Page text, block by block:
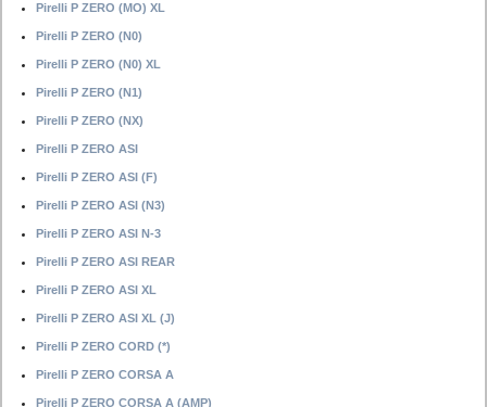
Pirelli P ZERO (MO) XL
Pirelli P ZERO (N0)
Pirelli P ZERO (N0) XL
Pirelli P ZERO (N1)
Pirelli P ZERO (NX)
Pirelli P ZERO ASI
Pirelli P ZERO ASI (F)
Pirelli P ZERO ASI (N3)
Pirelli P ZERO ASI N-3
Pirelli P ZERO ASI REAR
Pirelli P ZERO ASI XL
Pirelli P ZERO ASI XL (J)
Pirelli P ZERO CORD (*)
Pirelli P ZERO CORSA A
Pirelli P ZERO CORSA A (AMP)